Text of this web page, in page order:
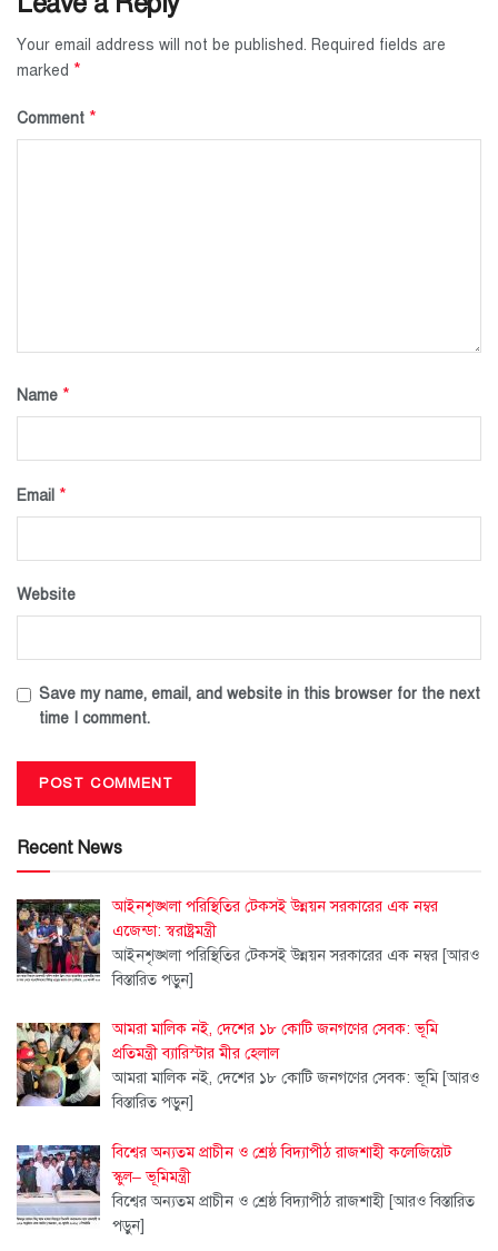
Your email address will not be published. Required fields are
marked *
Comment *
Name *
Email *
Website
Save my name, email, and website in this browser for the next
time I comment.
Recent News
আইনশৃঙ্খলা পরিস্থিতির টেকসই উন্নয়ন সরকারের এক নম্বর
এজেন্ডা: স্বরাষ্ট্রমন্ত্রী
আইনশৃঙ্খলা পরিস্থিতির টেকসই উন্নয়ন সরকারের এক নম্বর [আরও
বিস্তারিত পড়ুন]
আমরা মালিক নই, দেশের ১৮ কোটি জনগণের সেবক: ভূমি
প্রতিমন্ত্রী ব্যারিস্টার মীর হেলাল
আমরা মালিক নই, দেশের ১৮ কোটি জনগণের সেবক: ভূমি [আরও
বিস্তারিত পড়ুন]
বিশ্বের অন্যতম প্রাচীন ও শ্রেষ্ঠ বিদ্যাপীঠ রাজশাহী কলেজিয়েট
স্কুল– ভূমিমন্ত্রী
বিশ্বের অন্যতম প্রাচীন ও শ্রেষ্ঠ বিদ্যাপীঠ রাজশাহী [আরও বিস্তারিত
পড়ুন]